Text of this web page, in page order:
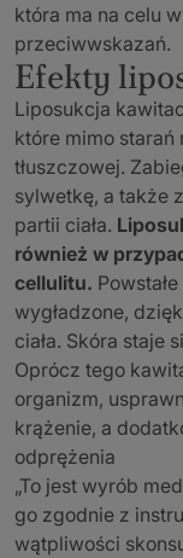
która ma na celu
przeciwwskazań.
Efekty
Liposukcja
które mimo starań
tłuszczowej.
sylwetkę, a także
partii ciała.
również w
cellulitu.
wygładzone,
ciała. Skóra staje
Oprócz tego
organizm,
krążenie, a
odprężenia
„To jest wyrób
go zgodnie z
wątpliwości